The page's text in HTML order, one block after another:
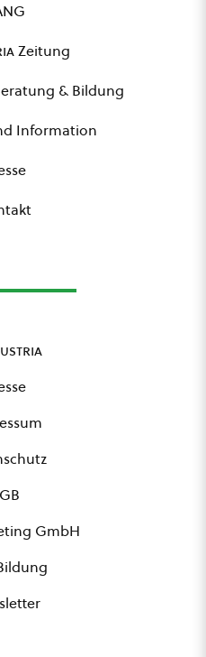
Zeitung
& Bildung
Information
GmbH